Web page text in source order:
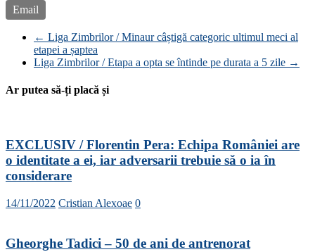
Email
← Liga Zimbrilor / Minaur câștigă categoric ultimul meci al
etapei a șaptea
Liga Zimbrilor / Etapa a opta se întinde pe durata a 5 zile →
Ar putea să-ți placă și
EXCLUSIV / Florentin Pera: Echipa României are
o identitate a ei, iar adversarii trebuie să o ia în
considerare
14/11/2022 Cristian Alexoae 0
Gheorghe Tadici – 50 de ani de antrenorat